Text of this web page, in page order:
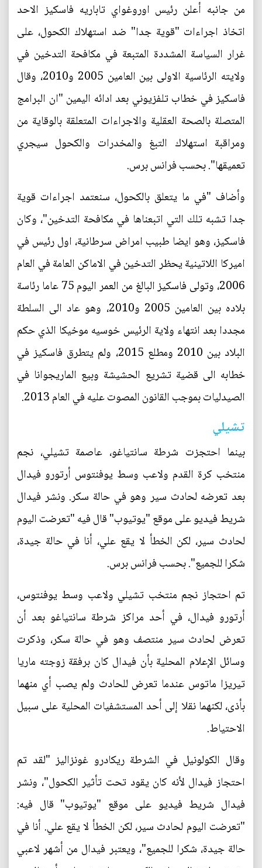
من جانبه أعلن رئيس اوروغواي تاباريه فاسكيز الاحد
اتخاذ اجراءات "قوية جدا" ضد استهلاك الكحول، على
غرار السياسة المشددة المتبعة في مكافحة التدخين في
ولايته الرئاسية الاولى بين العامين 2005 و2010، وقال
فاسكيز في خطاب تلفزيوني بعد ادائه اليمين "ان البرامج
المتصلة بالصحة العقلية والاجراءات المتعلقة بالوقاية من
ومراقبة استهلاك التبغ والمخدرات والكحول سيجري
تعميقها". بحسب فرانس برس.
وأضاف "في ما يتعلق بالكحول، سنعتمد اجراءات قوية
جدا تشبه تلك التي اتبعناها في مكافحة التدخين"، وكان
فاسكيز، وهو ايضا طبيب امراض سرطانية، اول رئيس في
اميركا اللاتينية يحظر التدخين في الاماكن العامة في العام
2006، وتولى فاسكيز البالغ من العمر اليوم 75 عاما رئاسة
بلاده بين العامين 2005 و2010، وهو عاد الى السلطة
مجددا بعد انتهاء ولاية الرئيس خوسيه موخيكا الذي حكم
البلاد بين 2010 ومطلع 2015، ولم يتطرق فاسكيز في
خطابه الى قضية تشريع الحشيشة وبيع الماريجوانا في
الصيدليات بموجب القانون المصوت عليه في العام 2013.
تشيلي
بينما احتجزت شرطة سانتياغو، عاصمة تشيلي، نجم
منتخب كرة القدم ولاعب وسط يوفنتوس أرتورو فيدال
بعد تعرضه لحادث سير وهو في حالة سكر. ونشر فيدال
شريط فيديو على موقع "يوتيوب" قال فيه "تعرضت اليوم
لحادث سير، لكن الخطأ لا يقع علي، أنا في حالة جيدة،
شكرا للجميع". بحسب فرانس برس.
تم احتجاز نجم منتخب تشيلي ولاعب وسط يوفنتوس،
أرتورو فيدال، في أحد مراكز شرطة سانتياغو بعد أن
تعرض لحادث سير منتصف وهو في حالة سكر، وذكرت
وسائل الإعلام المحلية بأن فيدال كان برفقة زوجته ماريا
تيريزا ماتوس عندما تعرض للحادث ولم يصب أي منهما
بأذى، لكنهما نقلا إلى أحد المستشفيات المحلية على سبيل
الاحتياط.
وقال الكولونيل في الشرطة ريكادرو غونزاليز "لقد تم
احتجاز فيدال لأنه كان يقود تحت تأثير الكحول"، ونشر
فيدال شريط فيديو على موقع "يوتيوب" قال فيه:
"تعرضت اليوم لحادث سير، لكن الخطأ لا يقع علي. أنا في
حالة جيدة، شكرا للجميع"، ويعتبر فيدال من أشهر لاعبي